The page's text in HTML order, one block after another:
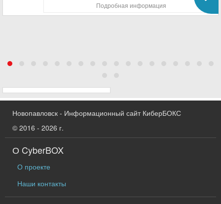
Подробная информация
Новопавловск - Информационный сайт КиберБОКС
© 2016 - 2026 г.
О CyberBOX
О проекте
Наши контакты